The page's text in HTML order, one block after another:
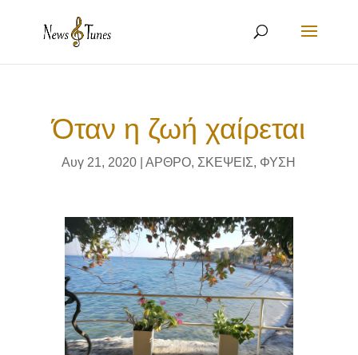
Όταν η ζωή χαίρεται
Αυγ 21, 2020 |ΑΡΘΡΟ, ΣΚΕΨΕΙΣ, ΦΥΣΗ